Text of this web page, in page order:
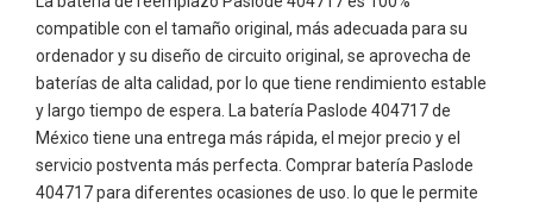
compatible con el tamaño original, más adecuada para su
ordenador y su diseño de circuito original, se aprovecha de
baterías de alta calidad, por lo que tiene rendimiento estable
y largo tiempo de espera. La batería Paslode 404717 de
México tiene una entrega más rápida, el mejor precio y el
servicio postventa más perfecta. Comprar batería Paslode
404717 para diferentes ocasiones de uso. lo que le permite